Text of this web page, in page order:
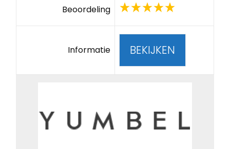
Beoordeling
Informatie BEKIJKEN